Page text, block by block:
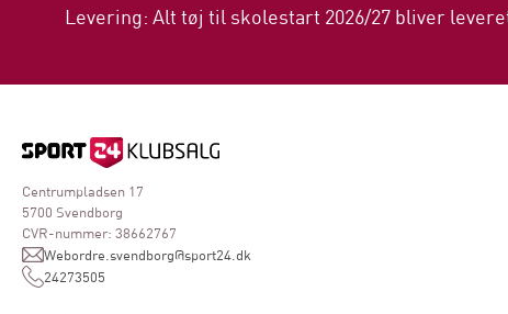
Levering: Alt tøj til skolestart 2026/27 bliver
Centrumpladsen 17
5700 Svendborg
CVR-nummer: 38662767
Webordre.svendborg@sport24.dk
24273505